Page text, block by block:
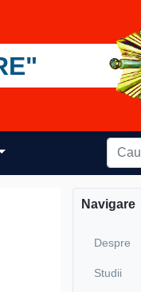
Navigare
Despre
Studii